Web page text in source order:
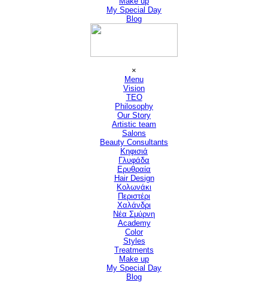
My Special Day
Blog
×
Menu
Vision
TEO
Philosophy
Our Story
Artistic team
Salons
Beauty Consultants
Κηφισιά
Γλυφάδα
Ερυθραία
Hair Design▼
Κολωνάκι
Περιστέρι
Χαλάνδρι
Νέα Σμύρνη
Academy
Color
Styles
Treatments
Make up
My Special Day
Blog